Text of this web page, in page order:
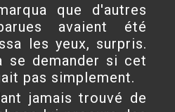
que d'autres
avaient été
les yeux, surpris.
se demander si cet
pas simplement.
jamais trouvé de